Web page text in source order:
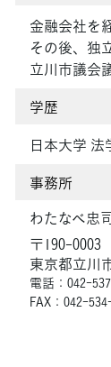
金融会社を
その後、独
立川市議会
学歴
日本大学
事務所
わたなべ忠
〒190-0003
東京都立川
電話：042-
FAX：042-